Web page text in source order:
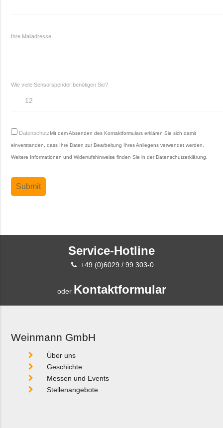
Ihre Mailadresse
Wie viele Sensorspender benötigen Sie?
DatenschutzMit dem Absenden des Kontaktformulars erklären Sie sich damit
einverstanden, dass Ihre Daten zur Bearbeitung Ihres Anliegens verwendet werden.
Weitere Informationen und Widerrufshinweise finden Sie in derDatenschutzerklärung
Service-Hotline
+49 (0)6029 / 99 303-0
oder Kontaktformular
Weinmann GmbH
Über uns
Geschichte
Messen und Events
Stellenangebote